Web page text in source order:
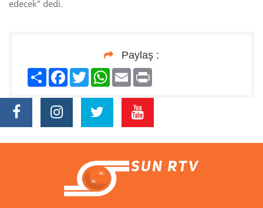
edecek" dedi.
Paylaş :
PaylaşFacebook
TwitterWhatsApp
Email